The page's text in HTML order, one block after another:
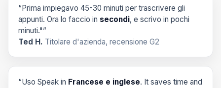
“Prima impiegavo 45-30 minuti per trascrivere gli
appunti. Ora lo faccio in secondi, e scrivo in pochi
minuti."”
Ted H. Titolare d'azienda, recensione G2
“Uso Speak in Francese e inglese. It saves time and